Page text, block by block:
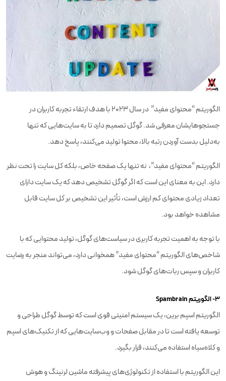
الگوریتم “محتوای مفید” در سال 2023 با هدف ارتقاء تجربه کاربران در
جستجوهایشان معرفی شد. گوگل تصمیم دارد تا به سایت‌هایی که تنها
به‌دلیل بدست آوردن رتبه بالا، محتوا تولید می‌کنند، پاسخ دهد.
الگوریتم “محتوای مفید”، نه تنها یک صفحه خاص، بلکه کل سایت را تحت نظر
دارد. این به معنای این است که اگر گوگل تشخیص دهد که یک سایت دارای
تعداد زیادی محتوای کم ارزش است، تأثیر این تشخیص بر کل سایت قابل
مشاهده خواهد بود.
با توجه به اهمیت تجربه کاربری در سیاست‌های گوگل، تولید محتوایی که با
شاخص‌های الگوریتم “محتوای مفید” همخوانی دارد، می‌تواند منجر به رضایت
کاربران و سپس ربات‌های گوگل شود.
۳- الگوریتم Spambrain
الگوریتم اسپم برین، یک سیستم امنیتی قوی است که توسط گوگل طراحی و
توسعه یافته است تا در مقابل صفحات و وب‌سایت‌هایی که از تکنیک‌های اسپم
و کلاه‌سیاه استفاده می‌کنند، قرار بگیرد.
این الگوریتم با استفاده از تکنولوژی‌های پیشرفته ماشین لرنینگ و هوش